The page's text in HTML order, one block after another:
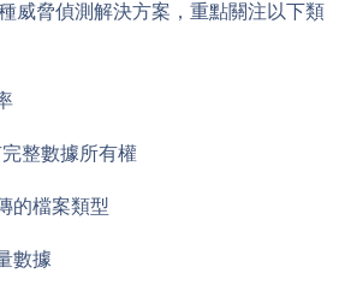
威脅偵測解決方案，重點關注以下類
整數據所有權
的檔案類型
數據